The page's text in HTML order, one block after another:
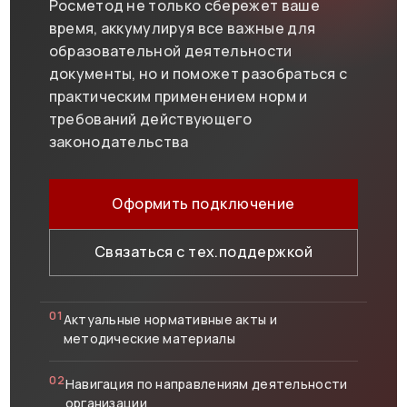
Росметод не только сбережет ваше
время, аккумулируя все важные для
образовательной деятельности
документы, но и поможет разобраться с
практическим применением норм и
требований действующего
законодательства
Оформить подключение
Связаться с тех.поддержкой
01Актуальные нормативные акты и
методические материалы
02Навигация по направлениям деятельности
организации